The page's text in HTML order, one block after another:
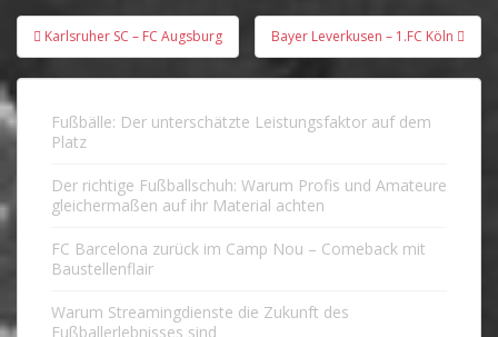
Beitragsnavigation
Karlsruher SC – FC Augsburg Bayer Leverkusen – 1.FC Köln
Fußbälle: Der unterschätzte Leistungsfaktor auf dem
Platz
Der richtige Fußballschuh: Warum Profis und Amateure
gleichermaßen auf ihr Material achten
FC Barcelona zurück im Camp Nou – Comeback mit
Baustellenflair
Warum Streamingdienste die Zukunft des
Fußballerlebnisses sind